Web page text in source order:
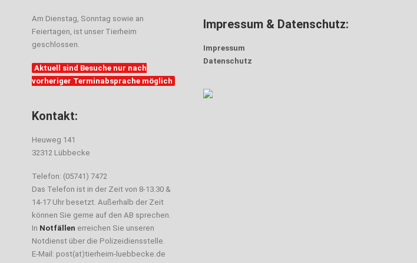
Am Dienstag, Sonntag sowie an
Feiertagen, ist unser Tierheim
geschlossen.
Aktuell sind Besuche nur nach
vorheriger Terminabsprache möglich
Kontakt:
Heuweg 141
32312 Lübbecke
Telefon: (05741) 7472
Das Telefon ist in der Zeit von 8-13.30 &
14-17 Uhr besetzt. Außerhalb der Zeit
können Sie gerne auf den AB sprechen.
In Notfällen erreichen Sie unseren
Notdienst über die Polizeidiensstelle.
E-Mail: post(at)tierheim-luebbecke.de
Impressum & Datenschutz:
Impressum
Datenschutz